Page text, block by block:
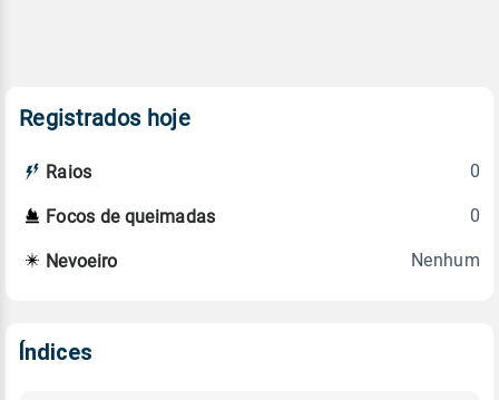
Registrados hoje
Raios 0
Focos de queimadas 0
Nevoeiro Nenhum
Índices